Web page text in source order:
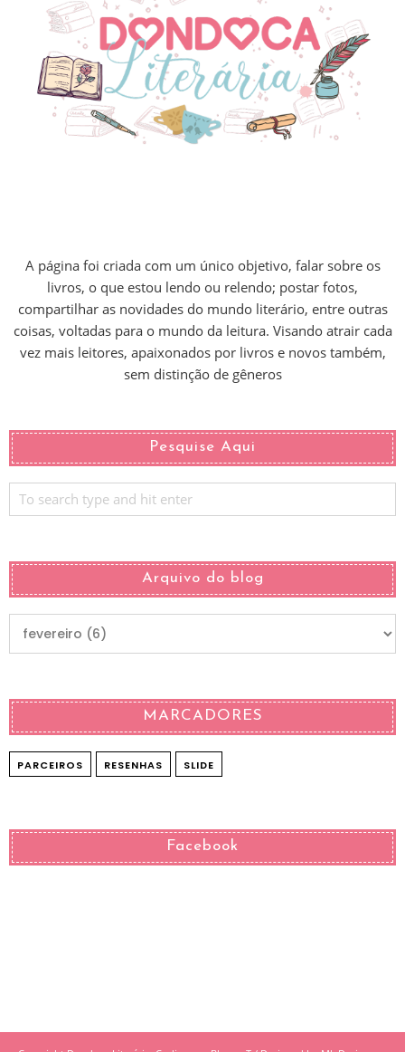
A página foi criada com um único objetivo, falar sobre os
livros, o que estou lendo ou relendo; postar fotos,
compartilhar as novidades do mundo literário, entre outras
coisas, voltadas para o mundo da leitura. Visando atrair cada
vez mais leitores, apaixonados por livros e novos também,
sem distinção de gêneros
Pesquise Aqui
Arquivo do blog
MARCADORES
PARCEIROS RESENHAS SLIDE
Facebook